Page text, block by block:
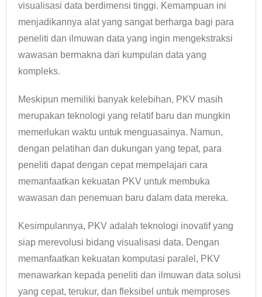
visualisasi data berdimensi tinggi. Kemampuan ini
menjadikannya alat yang sangat berharga bagi para
peneliti dan ilmuwan data yang ingin mengekstraksi
wawasan bermakna dari kumpulan data yang
kompleks.
Meskipun memiliki banyak kelebihan, PKV masih
merupakan teknologi yang relatif baru dan mungkin
memerlukan waktu untuk menguasainya. Namun,
dengan pelatihan dan dukungan yang tepat, para
peneliti dapat dengan cepat mempelajari cara
memanfaatkan kekuatan PKV untuk membuka
wawasan dan penemuan baru dalam data mereka.
Kesimpulannya, PKV adalah teknologi inovatif yang
siap merevolusi bidang visualisasi data. Dengan
memanfaatkan kekuatan komputasi paralel, PKV
menawarkan kepada peneliti dan ilmuwan data solusi
yang cepat, terukur, dan fleksibel untuk memproses